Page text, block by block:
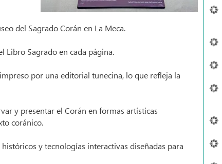
del Sagrado Corán en La Meca.
Libro Sagrado en cada página.
por una editorial tunecina, lo que refleja la
y presentar el Corán en formas artísticas
coránico.
y tecnologías interactivas diseñadas para